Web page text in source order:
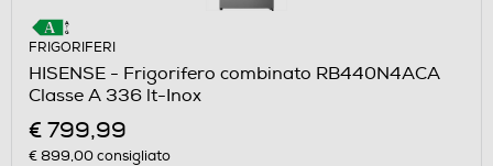
FRIGORIFERI
HISENSE - Frigorifero combinato RB440N4ACA
Classe A 336 lt-Inox
€ 799,99
€ 899,00consigliato